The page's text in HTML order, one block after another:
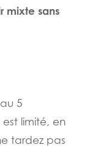
mixte sans
5
est limité, en
tardez pas